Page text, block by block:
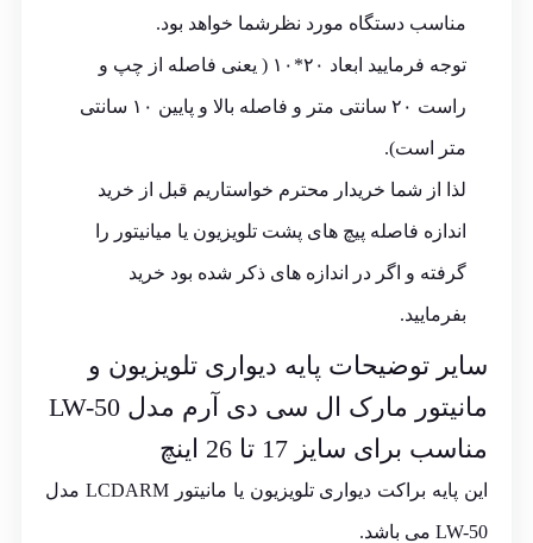
مناسب دستگاه مورد نظرشما خواهد بود.
توجه فرمایید ابعاد ۲۰*۱۰ ( یعنی فاصله از چپ و
راست ۲۰ سانتی متر و فاصله بالا و پایین ۱۰ سانتی
متر است).
لذا از شما خریدار محترم خواستاریم قبل از خرید
اندازه فاصله پیچ های پشت تلویزیون یا میانیتور را
گرفته و اگر در اندازه های ذکر شده بود خرید
بفرمایید.
سایر توضیحات پایه دیواری تلویزیون و
مانیتور مارک ال سی دی آرم مدل LW-50
مناسب برای سایز 17 تا 26 اینچ
این پایه براکت دیواری تلویزیون یا مانیتور LCDARM مدل
LW-50 می باشد.